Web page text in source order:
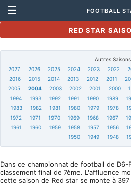
☰ FOOTBALL
RED STAR
Autres
2027
2026 2025 2024 2023 2022
2016
2015 2014 2013 2012 2011
2005
2004 2003 2002 2001 2000
1994
1993 1992 1991 1990 1989
1983
1982 1981 1980 1979 1978
1972
1971 1970 1969 1968 1967
1961
1960 1959 1958 1957 1956
1950
1949 1948
Dans ce championnat de football de
classement final de 7ème. L'affluence
cette saison de Red star se monte à